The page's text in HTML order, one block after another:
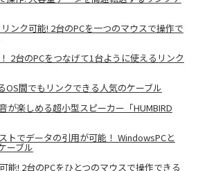
ンク可能! 2台のPCを一つのマウスで操作で
2台のPCをつなげて1台ように使えるリンク
OS間でもリンクできる人気のケーブル
が楽しめる超小型スピーカー「HUMBIRD
トでデータの引用が可能！ WindowsPCと
ーブル
能! 2台のPCをひとつのマウスで操作できる